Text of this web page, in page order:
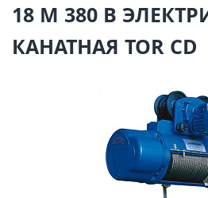
18 М 380 В
КАНАТНАЯ TOR CD